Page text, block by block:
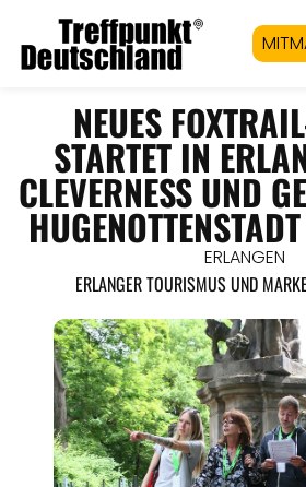
NEUES
STARTET IN
CLEVERNESS UND
ERLANGEN
ERLANGER TOURISMUS UND